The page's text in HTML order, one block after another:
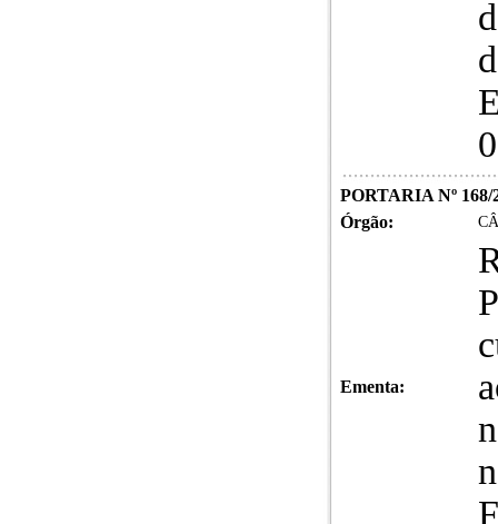
PORTARIA Nº 168/
Órgão:
Ementa: